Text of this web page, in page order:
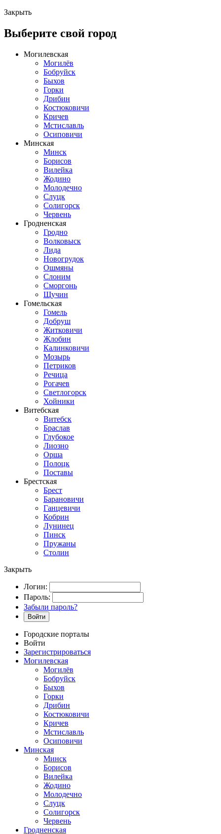
Закрыть
Выберите свой город
Могилевская
Могилёв
Бобруйск
Быхов
Горки
Дрибин
Костюковичи
Кричев
Мстиславль
Осиповичи
Минская
Минск
Борисов
Вилейка
Жодино
Молодечно
Слуцк
Солигорск
Червень
Гродненская
Гродно
Волковыск
Лида
Новогрудок
Ошмяны
Слоним
Сморгонь
Щучин
Гомельская
Гомель
Добруш
Житковичи
Жлобин
Калинковичи
Мозырь
Петриков
Речица
Рогачев
Светлогорск
Хойники
Витебская
Витебск
Браслав
Глубокое
Лиозно
Орша
Полоцк
Поставы
Брестская
Брест
Барановичи
Ганцевичи
Кобрин
Лунинец
Пинск
Пружаны
Столин
Закрыть
Логин:
Пароль:
Забыли пароль?
Войти
Городские порталы
Войти
Зарегистрироваться
Могилевская
Могилёв
Бобруйск
Быхов
Горки
Дрибин
Костюковичи
Кричев
Мстиславль
Осиповичи
Минская
Минск
Борисов
Вилейка
Жодино
Молодечно
Слуцк
Солигорск
Червень
Гродненская